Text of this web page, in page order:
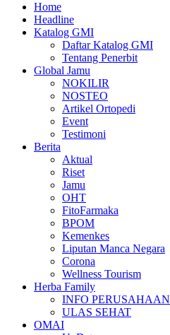
Home
Headline
Katalog GMI
Daftar Katalog GMI
Tentang Penerbit
Global Jamu
NOKILIR
NOSTEO
Artikel Ortopedi
Event
Testimoni
Berita
Aktual
Riset
Jamu
OHT
FitoFarmaka
BPOM
Kemenkes
Liputan Manca Negara
Corona
Wellness Tourism
Herba Family
INFO PERUSAHAAN
ULAS SEHAT
OMAI